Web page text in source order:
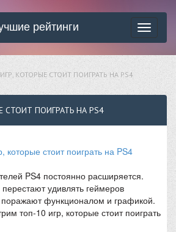
Toggle
рейтинги
КОТОРЫЕ СТОИТ ПОИГРАТЬ НА PS4
СТОИТ ПОИГРАТЬ НА PS4
PS4 постоянно расширяется.
удивлять геймеров
функционалом и графикой.
топ-10 игр, которые стоит поиграть